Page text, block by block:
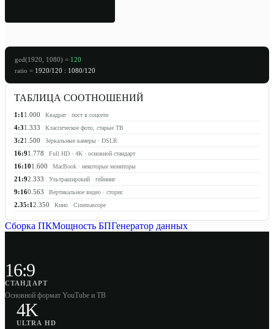
gcd(1920 1080) = 120
ratio = 1920/120 : 1080/120
ТАБЛИЦА СООТНОШЕНИЙ
1:1 1.000 Квадрат · пост в соцсети
4:31.333 Классическое фото, старые ТВ
3:21.500 Зеркальные камеры · DSLR
16:91.778 Full HD · 4K · основной стандарт
16:101.600 MacBook · некоторые мониторы
21:92.333 Ультраширокий · гейминг
9:160.563 Вертикальное видео · сторис
2.35:12.350 Кино · Cinemascope
Сборка ПКМощность БПГенератор данных
16:9
СТАНДАРТ
Основной формат YouTube и ТВ
4K
ULTRA HD